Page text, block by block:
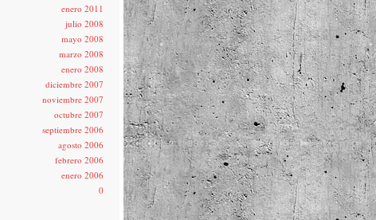
enero 2011
julio 2008
mayo 2008
marzo 2008
enero 2008
diciembre 2007
noviembre 2007
octubre 2007
septiembre 2006
agosto 2006
febrero 2006
enero 2006
0